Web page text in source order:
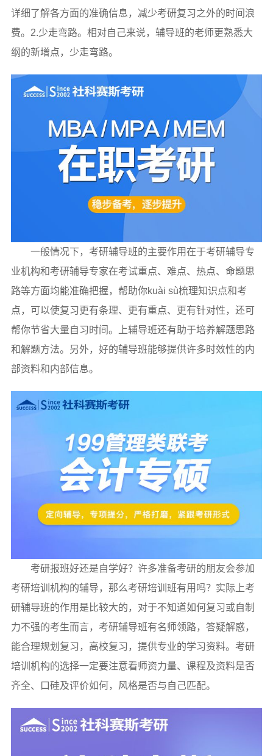
详细了解各方面的准确信息，减少考研复习之外的时间浪
费。2.少走弯路。相对自己来说，辅导班的老师更熟悉大
纲的新增点，少走弯路。
一般情况下，考研辅导班的主要作用在于考研辅导专
业机构和考研辅导专家在考试重点、难点、热点、命题思
路等方面均能准确把握，帮助你kuài sù梳理知识点和考
点，可以使复习更有条理、更有重点、更有针对性，还可
帮你节省大量自习时间。上辅导班还有助于培养解题思路
和解题方法。另外，好的辅导班能够提供许多时效性的内
部资料和内部信息。
考研报班好还是自学好？许多准备考研的朋友会参加
考研培训机构的辅导，那么考研培训班有用吗？实际上考
研辅导班的作用是比较大的，对于不知道如何复习或自制
力不强的考生而言，考研辅导班有名师领路，答疑解惑，
能合理规划复习，高校复习，提供专业的学习资料。考研
培训机构的选择一定要注意看师资力量、课程及资料是否
齐全、口硅及评价如何，风格是否与自己匹配。